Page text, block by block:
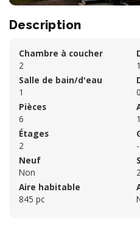
Description
Chambre à coucher
2
Salle de bain/d'eau
1
Pièces
6
Étages
2
Neuf
Non
Aire habitable
845 pc
2